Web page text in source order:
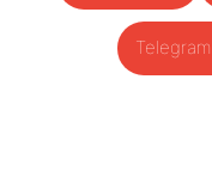
Telegram